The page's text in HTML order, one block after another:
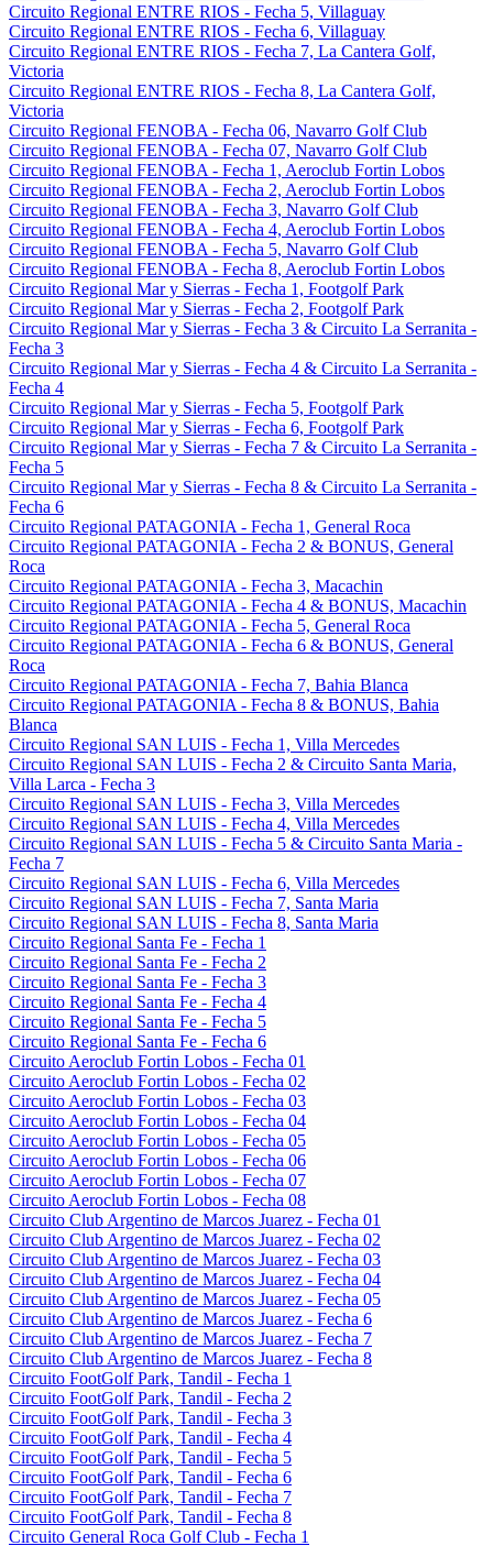
Circuito Regional ENTRE RIOS - Fecha 5, Villaguay
Circuito Regional ENTRE RIOS - Fecha 6, Villaguay
Circuito Regional ENTRE RIOS - Fecha 7, La Cantera Golf,
Victoria
Circuito Regional ENTRE RIOS - Fecha 8, La Cantera Golf,
Victoria
Circuito Regional FENOBA - Fecha 06, Navarro Golf Club
Circuito Regional FENOBA - Fecha 07, Navarro Golf Club
Circuito Regional FENOBA - Fecha 1, Aeroclub Fortin Lobos
Circuito Regional FENOBA - Fecha 2, Aeroclub Fortin Lobos
Circuito Regional FENOBA - Fecha 3, Navarro Golf Club
Circuito Regional FENOBA - Fecha 4, Aeroclub Fortin Lobos
Circuito Regional FENOBA - Fecha 5, Navarro Golf Club
Circuito Regional FENOBA - Fecha 8, Aeroclub Fortin Lobos
Circuito Regional Mar y Sierras - Fecha 1, Footgolf Park
Circuito Regional Mar y Sierras - Fecha 2, Footgolf Park
Circuito Regional Mar y Sierras - Fecha 3 & Circuito La Serranita -
Fecha 3
Circuito Regional Mar y Sierras - Fecha 4 & Circuito La Serranita -
Fecha 4
Circuito Regional Mar y Sierras - Fecha 5, Footgolf Park
Circuito Regional Mar y Sierras - Fecha 6, Footgolf Park
Circuito Regional Mar y Sierras - Fecha 7 & Circuito La Serranita -
Fecha 5
Circuito Regional Mar y Sierras - Fecha 8 & Circuito La Serranita -
Fecha 6
Circuito Regional PATAGONIA - Fecha 1, General Roca
Circuito Regional PATAGONIA - Fecha 2 & BONUS, General
Roca
Circuito Regional PATAGONIA - Fecha 3, Macachin
Circuito Regional PATAGONIA - Fecha 4 & BONUS, Macachin
Circuito Regional PATAGONIA - Fecha 5, General Roca
Circuito Regional PATAGONIA - Fecha 6 & BONUS, General
Roca
Circuito Regional PATAGONIA - Fecha 7, Bahia Blanca
Circuito Regional PATAGONIA - Fecha 8 & BONUS, Bahia
Blanca
Circuito Regional SAN LUIS - Fecha 1, Villa Mercedes
Circuito Regional SAN LUIS - Fecha 2 & Circuito Santa Maria,
Villa Larca - Fecha 3
Circuito Regional SAN LUIS - Fecha 3, Villa Mercedes
Circuito Regional SAN LUIS - Fecha 4, Villa Mercedes
Circuito Regional SAN LUIS - Fecha 5 & Circuito Santa Maria -
Fecha 7
Circuito Regional SAN LUIS - Fecha 6, Villa Mercedes
Circuito Regional SAN LUIS - Fecha 7, Santa Maria
Circuito Regional SAN LUIS - Fecha 8, Santa Maria
Circuito Regional Santa Fe - Fecha 1
Circuito Regional Santa Fe - Fecha 2
Circuito Regional Santa Fe - Fecha 3
Circuito Regional Santa Fe - Fecha 4
Circuito Regional Santa Fe - Fecha 5
Circuito Regional Santa Fe - Fecha 6
Circuito Aeroclub Fortin Lobos - Fecha 01
Circuito Aeroclub Fortin Lobos - Fecha 02
Circuito Aeroclub Fortin Lobos - Fecha 03
Circuito Aeroclub Fortin Lobos - Fecha 04
Circuito Aeroclub Fortin Lobos - Fecha 05
Circuito Aeroclub Fortin Lobos - Fecha 06
Circuito Aeroclub Fortin Lobos - Fecha 07
Circuito Aeroclub Fortin Lobos - Fecha 08
Circuito Club Argentino de Marcos Juarez - Fecha 01
Circuito Club Argentino de Marcos Juarez - Fecha 02
Circuito Club Argentino de Marcos Juarez - Fecha 03
Circuito Club Argentino de Marcos Juarez - Fecha 04
Circuito Club Argentino de Marcos Juarez - Fecha 05
Circuito Club Argentino de Marcos Juarez - Fecha 6
Circuito Club Argentino de Marcos Juarez - Fecha 7
Circuito Club Argentino de Marcos Juarez - Fecha 8
Circuito FootGolf Park, Tandil - Fecha 1
Circuito FootGolf Park, Tandil - Fecha 2
Circuito FootGolf Park, Tandil - Fecha 3
Circuito FootGolf Park, Tandil - Fecha 4
Circuito FootGolf Park, Tandil - Fecha 5
Circuito FootGolf Park, Tandil - Fecha 6
Circuito FootGolf Park, Tandil - Fecha 7
Circuito FootGolf Park, Tandil - Fecha 8
Circuito General Roca Golf Club - Fecha 1